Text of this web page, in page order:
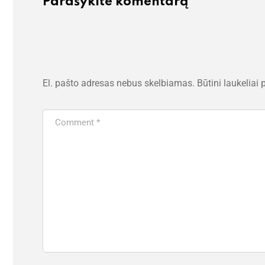
El. pašto adresas nebus skelbiamas. Būtini laukeliai